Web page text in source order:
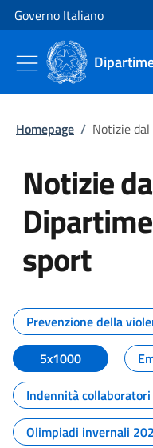
Vai al contenuto
Vai alla navigazione del sito
Governo Italiano
Homepage / Notizie
Notizie
sport
Tutti i
Prevenzione della
5x1000
Indennità
Olimpiadi invernali